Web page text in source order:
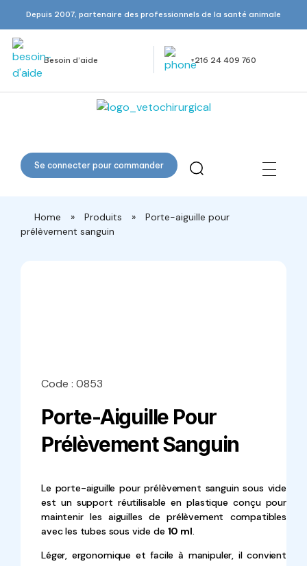
Depuis 2007, partenaire des professionnels de la santé animale
Besoin d’aide +216 24 409 760
Veto Chirurgical
Se connecter pour commander
Home » Produits »
Porte-aiguille pour
prélèvement sanguin
Code : 0853
Porte-Aiguille Pour
Prélèvement Sanguin
Le porte-aiguille pour prélèvement sanguin sous vide
est un support réutilisable en plastique conçu pour
maintenir les aiguilles de prélèvement compatibles
avec les tubes sous vide de 10 ml.
Léger, ergonomique et facile à manipuler, il convient